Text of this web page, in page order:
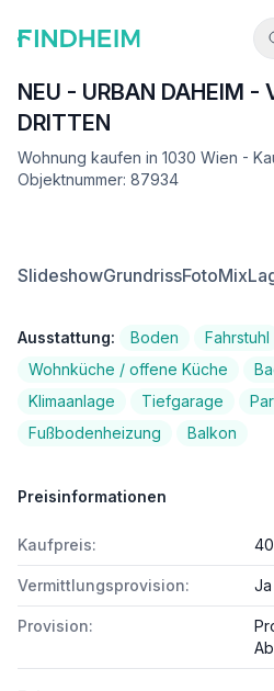
NEU - URBAN DAHEIM -
DRITTEN
Wohnung kaufen in 1030 Wien -
Objektnummer: 87934
SlideshowGrundrissFotoMix
Ausstattung: Boden
Fahrstuhl
Wohnküche / offene Küche
Klimaanlage
Tiefgarage
Fußbodenheizung
Balkon
Preisinformationen
Kaufpreis:
Vermittlungsprovision: Ja
Provision: